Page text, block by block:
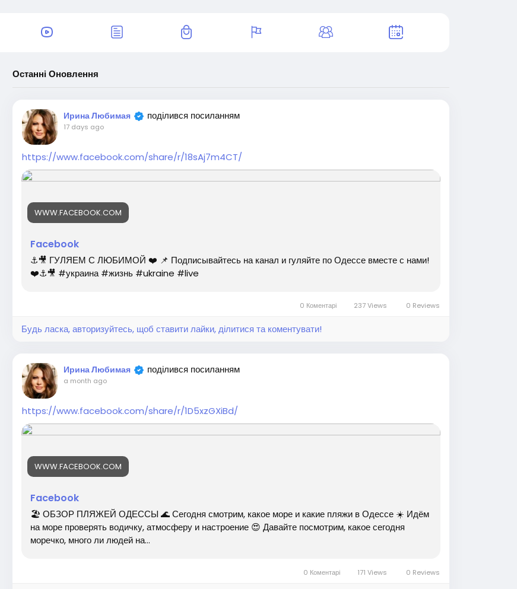
Останні Оновлення
Ирина Любимая поділився посиланням
17 days ago
https://www.facebook.com/share/r/18sAj7m4CT/
WWW.FACEBOOK.COM
Facebook
⚓️🎥 ГУЛЯЕМ С ЛЮБИМОЙ ❤️ 📌 Подписывайтесь на канал и гуляйте по Одессе вместе с нами!
❤️⚓️🎥 #украина #жизнь #ukraine #live
0 Коментарі 237 Views 0 Reviews
Будь ласка, авторизуйтесь, щоб ставити лайки, ділитися та коментувати!
Ирина Любимая поділився посиланням
a month ago
https://www.facebook.com/share/r/1D5xzGXiBd/
WWW.FACEBOOK.COM
Facebook
🏖️ ОБЗОР ПЛЯЖЕЙ ОДЕССЫ 🌊 Сегодня смотрим, какое море и какие пляжи в Одессе ☀️ Идём
на море проверять водичку, атмосферу и настроение 😍 Давайте посмотрим, какое сегодня
моречко, много ли людей на...
0 Коментарі 171 Views 0 Reviews